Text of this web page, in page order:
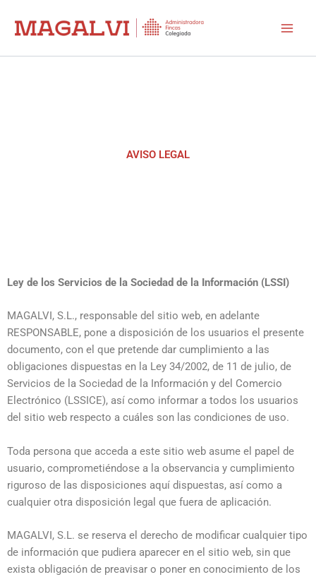
AVISO LEGAL
Ley de los Servicios de la Sociedad de la Información (LSSI)
MAGALVI, S.L., responsable del sitio web, en adelante
RESPONSABLE, pone a disposición de los usuarios el presente
documento, con el que pretende dar cumplimiento a las
obligaciones dispuestas en la Ley 34/2002, de 11 de julio, de
Servicios de la Sociedad de la Información y del Comercio
Electrónico (LSSICE), así como informar a todos los usuarios
del sitio web respecto a cuáles son las condiciones de uso.
Toda persona que acceda a este sitio web asume el papel de
usuario, comprometiéndose a la observancia y cumplimiento
riguroso de las disposiciones aquí dispuestas, así como a
cualquier otra disposición legal que fuera de aplicación.
MAGALVI, S.L. se reserva el derecho de modificar cualquier tipo
de información que pudiera aparecer en el sitio web, sin que
exista obligación de preavisar o poner en conocimiento de los